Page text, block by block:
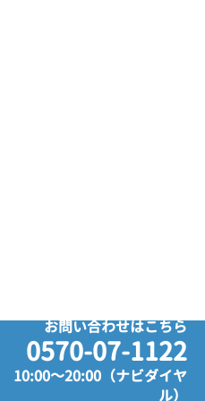
お問い合わせはこちら
0570-07-1122
10:00～20:00（ナビダイヤ
ル）